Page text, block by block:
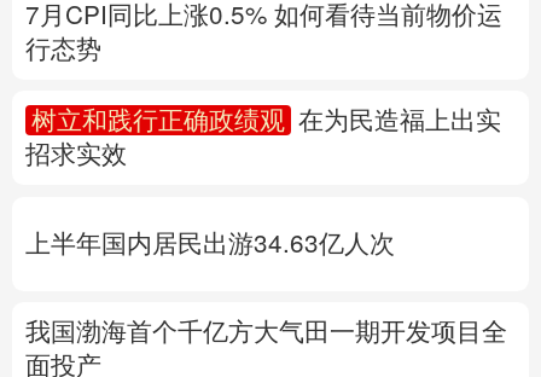
陕西
新疆 内蒙古
Русский язык 日本語 한국어
7月CPI同比上涨0.5% 如何看待当前物价运
行态势
树立和践行正确政绩观
在为民造福上出实
招求实效
上半年国内居民出游34.63亿人次
我国渤海首个千亿方大气田一期开发项目全
面投产